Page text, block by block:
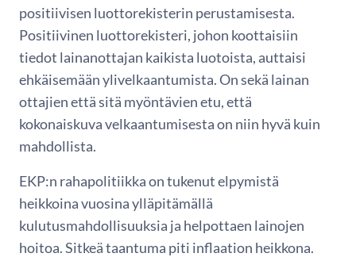
positiivisen luottorekisterin perustamisesta.
Positiivinen luottorekisteri, johon koottaisiin
tiedot lainanottajan kaikista luotoista, auttaisi
ehkäisemään ylivelkaantumista. On sekä lainan
ottajien että sitä myöntävien etu, että
kokonaiskuva velkaantumisesta on niin hyvä kuin
mahdollista.
EKP:n rahapolitiikka on tukenut elpymistä
heikkoina vuosina ylläpitämällä
kulutusmahdollisuuksia ja helpottaen lainojen
hoitoa. Sitkeä taantuma piti inflaation heikkona.